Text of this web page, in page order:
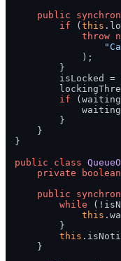
public
if ( this
throw
            );
        }
        isLocked =
if
        }
    }
}
public
class
private
boolean
public
while
this
        }
this
    }